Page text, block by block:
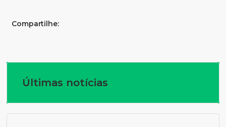
Compartilhe:
Últimas notícias